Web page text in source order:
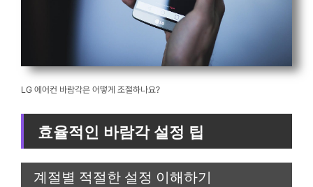
LG 에어컨 바람각은 어떻게 조절하나요?
효율적인 바람각 설정 팁
계절별 적절한 설정 이해하기